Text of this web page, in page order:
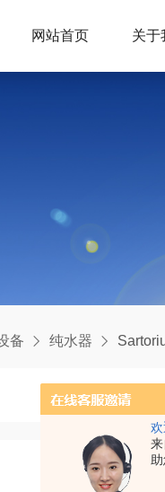
欢
网站首页 关于
备 纯水器